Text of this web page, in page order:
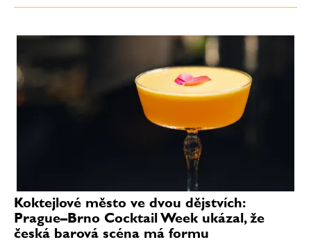
Koktejlové město ve dvou dějstvích:
Prague–Brno Cocktail Week ukázal, že
česká barová scéna má formu